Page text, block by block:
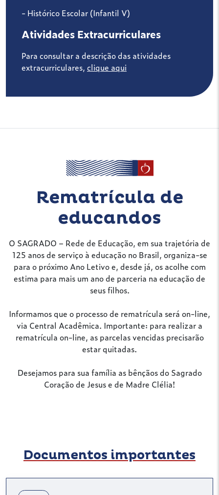
- Histórico Escolar (Infantil V)
Atividades Extracurriculares
Para consultar a descrição das atividades
extracurriculares, clique aqui
Rematrícula de
educandos
O SAGRADO – Rede de Educação, em sua trajetória de
125 anos de serviço à educação no Brasil, organiza-se
para o próximo Ano Letivo e, desde já, os acolhe com
estima para mais um ano de parceria na educação de
seus filhos.
Informamos que o processo de rematrícula será on-line,
via Central Acadêmica. Importante: para realizar a
rematrícula on-line, as parcelas vencidas precisarão
estar quitadas.
Desejamos para sua família as bênçãos do Sagrado
Coração de Jesus e de Madre Clélia!
Documentos importantes